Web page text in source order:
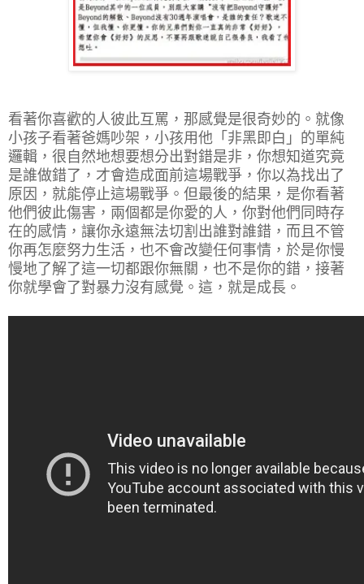
看著你喜歡的人彼此互罵，那感覺是很奇妙的。就像
小孩子看著爸媽吵架，小孩用他「非黑即白」的單純
邏輯，很自然地想要想分出對錯是非，你想知道究竟
是誰做錯了，才會造成面前這場戰爭，你以為找出了
原因，就能停止這場戰爭。但最後的結果，是你看著
他們彼此傷害，兩個都是你愛的人，你對他們同時存
在的感情，讓你永遠無法切割出誰對誰錯，而且不管
你再怎麼努力生活，也不會改變任何事情，於是你慢
慢地了解了這一切都跟你無關，也不是你的錯，接著
你就學會了對暴力沒有感覺。這，就是成長。